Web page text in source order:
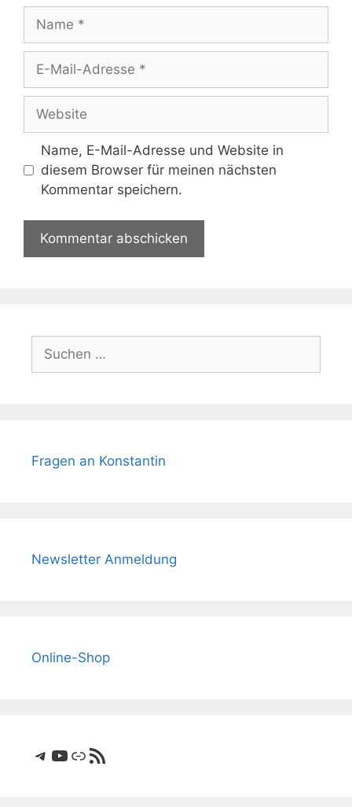
Name
Adresse
Website
Name, E-Mail-Adresse und Website in
diesem Browser für meinen nächsten
Kommentar speichern.
nach:
Fragen an Konstantin
Newsletter Anmeldung
Online-Shop
Telegram
YouTube
LinkRSS-Feed